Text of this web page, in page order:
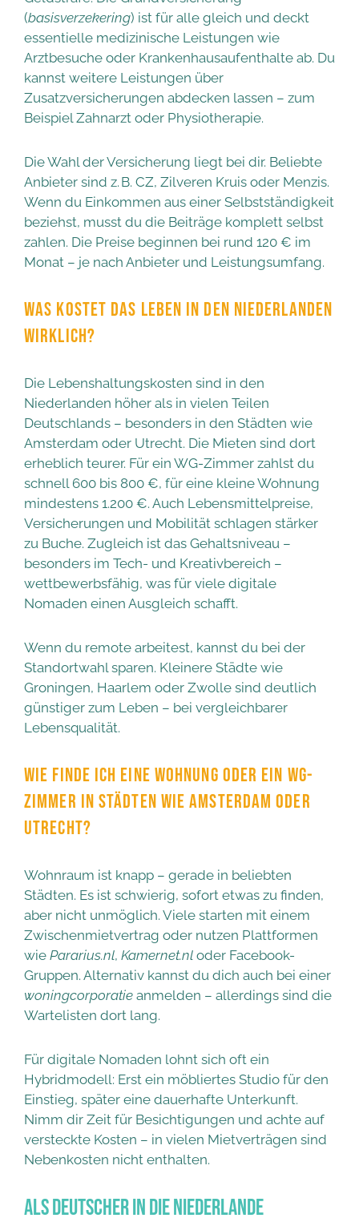
(basisverzekering) ist für alle gleich und deckt
essentielle medizinische Leistungen wie
Arztbesuche oder Krankenhausaufenthalte ab. Du
kannst weitere Leistungen über
Zusatzversicherungen abdecken lassen – zum
Beispiel Zahnarzt oder Physiotherapie.
Die Wahl der Versicherung liegt bei dir. Beliebte
Anbieter sind z. B. CZ, Zilveren Kruis oder Menzis.
Wenn du Einkommen aus einer Selbstständigkeit
beziehst, musst du die Beiträge komplett selbst
zahlen. Die Preise beginnen bei rund 120 € im
Monat – je nach Anbieter und Leistungsumfang.
WAS KOSTET DAS LEBEN IN DEN NIEDERLANDEN
WIRKLICH?
Die Lebenshaltungskosten sind in den
Niederlanden höher als in vielen Teilen
Deutschlands – besonders in den Städten wie
Amsterdam oder Utrecht. Die Mieten sind dort
erheblich teurer. Für ein WG-Zimmer zahlst du
schnell 600 bis 800 €, für eine kleine Wohnung
mindestens 1.200 €. Auch Lebensmittelpreise,
Versicherungen und Mobilität schlagen stärker
zu Buche. Zugleich ist das Gehaltsniveau –
besonders im Tech- und Kreativbereich –
wettbewerbsfähig, was für viele digitale
Nomaden einen Ausgleich schafft.
Wenn du remote arbeitest, kannst du bei der
Standortwahl sparen. Kleinere Städte wie
Groningen, Haarlem oder Zwolle sind deutlich
günstiger zum Leben – bei vergleichbarer
Lebensqualität.
WIE FINDE ICH EINE WOHNUNG ODER EIN WG-
ZIMMER IN STÄDTEN WIE AMSTERDAM ODER
UTRECHT?
Wohnraum ist knapp – gerade in beliebten
Städten. Es ist schwierig, sofort etwas zu finden,
aber nicht unmöglich. Viele starten mit einem
Zwischenmietvertrag oder nutzen Plattformen
wie Pararius.nl, Kamernet.nl oder Facebook-
Gruppen. Alternativ kannst du dich auch bei einer
woningcorporatie anmelden – allerdings sind die
Wartelisten dort lang.
Für digitale Nomaden lohnt sich oft ein
Hybridmodell: Erst ein möbliertes Studio für den
Einstieg, später eine dauerhafte Unterkunft.
Nimm dir Zeit für Besichtigungen und achte auf
versteckte Kosten – in vielen Mietverträgen sind
Nebenkosten nicht enthalten.
Als Deutscher in die Niederlande